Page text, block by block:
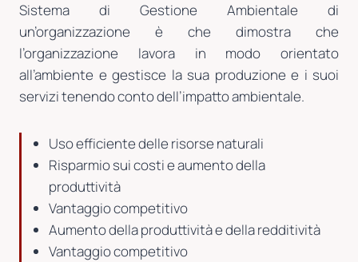
Sistema di Gestione Ambientale di
un’organizzazione è che dimostra che
l’organizzazione lavora in modo orientato
all’ambiente e gestisce la sua produzione e i suoi
servizi tenendo conto dell’impatto ambientale.
Uso efficiente delle risorse naturali
Risparmio sui costi e aumento della
produttività
Vantaggio competitivo
Aumento della produttività e della redditività
Vantaggio competitivo